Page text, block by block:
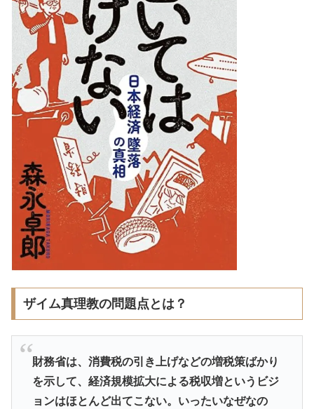
ザイム真理教の問題点とは？
財務省は、消費税の引き上げなどの増税策ばかり
を示して、経済規模拡大による税収増というビジ
ョンはほとんど出てこない。いったいなぜなの